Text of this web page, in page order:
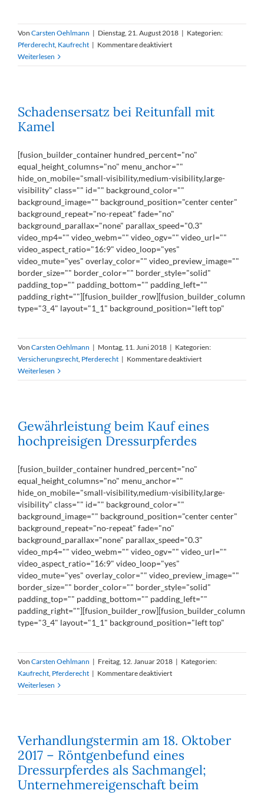
Von Carsten Oehlmann | Dienstag, 21. August 2018 | Kategorien:
Pferderecht Kaufrecht | Kommentare deaktiviertfür
Umtausch
Hengst
als
gebraucht
Weiterlesen
Schadensersatz bei Reitunfall mit
Kamel
[fusion_builder_container hundred_percent="no"
equal_height_columns="no" menu_anchor=""
hide_on_mobile="small-visibility,medium-visibility,large-
visibility" class="" id="" background_color=""
background_image="" background_position="center center"
background_repeat="no-repeat" fade="no"
background_parallax="none" parallax_speed="0.3"
video_mp4="" video_webm="" video_ogv="" video_url=""
video_aspect_ratio="16:9" video_loop="yes"
video_mute="yes" overlay_color="" video_preview_image=""
border_size="" border_color="" border_style="solid"
padding_top="" padding_bottom="" padding_left=""
padding_right=""][fusion_builder_row][fusion_builder_column
type="3_4" layout="1_1" background_position="left top"
Von Carsten Oehlmann | Montag, 11. Juni 2018 | Kategorien:
Versicherungsrecht Pferderecht | Kommentare deaktiviertfür
bei
Weiterlesen
Gewährleistung beim Kauf eines
hochpreisigen Dressurpferdes
[fusion_builder_container hundred_percent="no"
equal_height_columns="no" menu_anchor=""
hide_on_mobile="small-visibility,medium-visibility,large-
visibility" class="" id="" background_color=""
background_image="" background_position="center center"
background_repeat="no-repeat" fade="no"
background_parallax="none" parallax_speed="0.3"
video_mp4="" video_webm="" video_ogv="" video_url=""
video_aspect_ratio="16:9" video_loop="yes"
video_mute="yes" overlay_color="" video_preview_image=""
border_size="" border_color="" border_style="solid"
padding_top="" padding_bottom="" padding_left=""
padding_right=""][fusion_builder_row][fusion_builder_column
type="3_4" layout="1_1" background_position="left top"
Von Carsten Oehlmann | Freitag, 12. Januar 2018 | Kategorien:
Kaufrecht Pferderecht | Kommentare deaktiviertfür
beim
Dressurpferdes
Weiterlesen
Verhandlungstermin am 18. Oktober
2017 – Röntgenbefund eines
Dressurpferdes als Sachmangel;
Unternehmereigenschaft beim